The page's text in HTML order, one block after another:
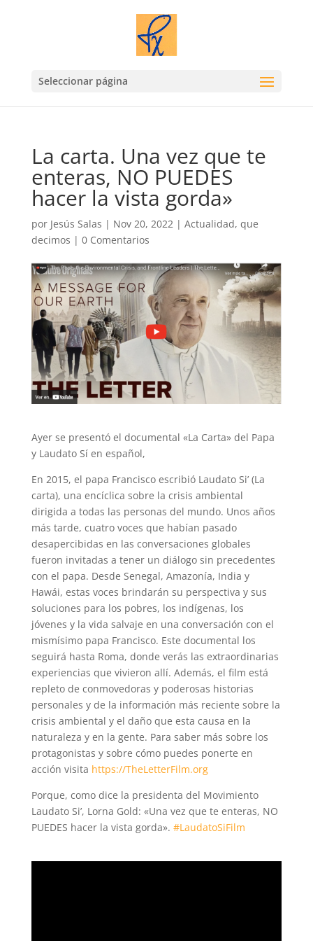
Seleccionar página
La carta. Una vez que te
enteras, NO PUEDES
hacer la vista gorda»
por Jesús Salas | Nov 20, 2022| Actualidad, que
decimos | 0 Comentarios
Ayer se presentó el documental «La Carta» del Papa
y Laudato Sí en español,
En 2015, el papa Francisco escribió Laudato Si’ (La
carta), una encíclica sobre la crisis ambiental
dirigida a todas las personas del mundo. Unos años
más tarde, cuatro voces que habían pasado
desapercibidas en las conversaciones globales
fueron invitadas a tener un diálogo sin precedentes
con el papa. Desde Senegal, Amazonía, India y
Hawái, estas voces brindarán su perspectiva y sus
soluciones para los pobres, los indígenas, los
jóvenes y la vida salvaje en una conversación con el
mismísimo papa Francisco. Este documental los
seguirá hasta Roma, donde verás las extraordinarias
experiencias que vivieron allí. Además, el film está
repleto de conmovedoras y poderosas historias
personales y de la información más reciente sobre la
crisis ambiental y el daño que esta causa en la
naturaleza y en la gente. Para saber más sobre los
protagonistas y sobre cómo puedes ponerte en
acción visita https://TheLetterFilm.org
Porque, como dice la presidenta del Movimiento
Laudato Si’, Lorna Gold: «Una vez que te enteras, NO
PUEDES hacer la vista gorda». #LaudatoSiFilm